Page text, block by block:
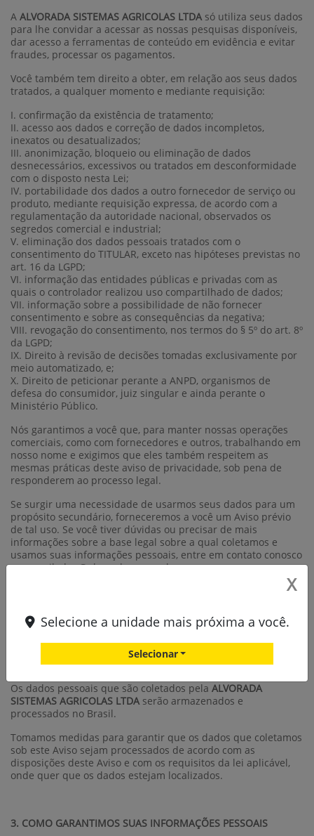
A ALVORADA SISTEMAS AGRICOLAS LTDAsó utiliza seus dados
para lhe convidar a acessar as nossas pesquisas disponíveis,
dar acesso a ferramentas de conteúdo em evidência e evitar
fraudes, processar os pagamentos.
Você também tem direito a obter, em relação aos seus dados
tratados, a qualquer momento e mediante requisição:
I. confirmação da existência de tratamento;
II. acesso aos dados e correção de dados incompletos,
inexatos ou desatualizados;
III. anonimização, bloqueio ou eliminação de dados
desnecessários, excessivos ou tratados em desconformidade
com o disposto nesta Lei;
IV. portabilidade dos dados a outro fornecedor de serviço ou
produto, mediante requisição expressa, de acordo com a
regulamentação da autoridade nacional, observados os
segredos comercial e industrial;
V. eliminação dos dados pessoais tratados com o
consentimento do TITULAR, exceto nas hipóteses previstas no
art. 16 da LGPD;
VI. informação das entidades públicas e privadas com as
quais o controlador realizou uso compartilhado de dados;
VII. informação sobre a possibilidade de não fornecer
consentimento e sobre as consequências da negativa;
VIII. revogação do consentimento, nos termos do § 5º do art. 8º
da LGPD;
IX. Direito à revisão de decisões tomadas exclusivamente por
meio automatizado, e;
X. Direito de peticionar perante a ANPD, organismos de
defesa do consumidor, juiz singular e ainda perante o
Ministério Público.
Nós garantimos a você que, para manter nossas operações
comerciais, como com fornecedores e outros, trabalhando em
nosso nome e exigimos que eles também respeitem as
mesmas práticas deste aviso de privacidade, sob pena de
responderem ao processo legal.
Se surgir uma necessidade de usarmos seus dados para um
propósito secundário, forneceremos a você um Aviso prévio
de tal uso. Se você tiver dúvidas ou precisar de mais
informações sobre a base legal sobre a qual coletamos e
usamos suas informações pessoais, entre em contato conosco
no e-mail: dpo@alvorada-rs.com.br.
2. ONDE ARMAZENAMOS E PROCESSAMOS SUAS
INFORMAÇÕES PESSOAIS
Os dados pessoais que são coletados pela ALVORADA
SISTEMAS AGRICOLAS LTDAserão armazenados e
processados no Brasil.
Tomamos medidas para garantir que os dados que coletamos
sob este Aviso sejam processados de acordo com as
disposições deste Aviso e com os requisitos da lei aplicável,
onde quer que os dados estejam localizados.
3. COMO GARANTIMOS SUAS INFORMAÇÕES PESSOAIS
X
Selecione a unidade mais próxima a você.
Selecionar